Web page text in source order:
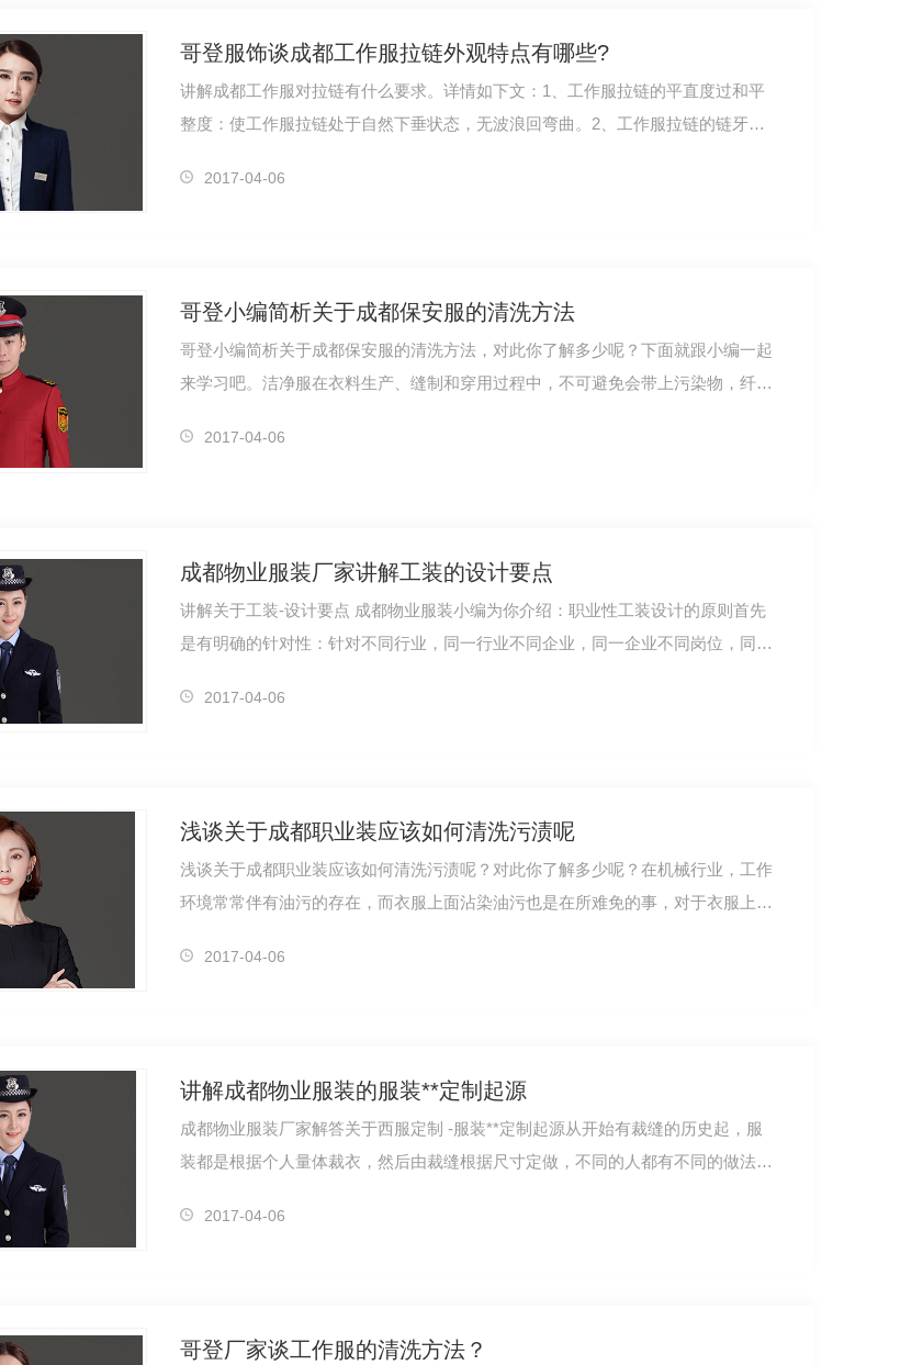
行政客服冬装羽绒服1185S（男） 行政客服冬装短款ZY018
哥登服饰谈成都工作服拉链外观特点有哪些?
讲解成都工作服对拉链有什么要求。详情如下文：1、工作服拉链的平直度过和平
整度：使工作服拉链处于自然下垂状态，无波浪回弯曲。2、工作服拉链的链牙：
2017-04-06
哥登小编简析关于成都保安服的清洗方法
哥登小编简析关于成都保安服的清洗方法，对此你了解多少呢？下面就跟小编一起
来学习吧。洁净服在衣料生产、缝制和穿用过程中，不可避免会带上污染物，纤维
2017-04-06
成都物业服装厂家讲解工装的设计要点
讲解关于工装-设计要点 成都物业服装小编为你介绍：职业性工装设计的原则首先
是有明确的针对性：针对不同行业，同一行业不同企业，同一企业不同岗位，同一
2017-04-06
浅谈关于成都职业装应该如何清洗污渍呢
浅谈关于成都职业装应该如何清洗污渍呢？对此你了解多少呢？在机械行业，工作
环境常常伴有油污的存在，而衣服上面沾染油污也是在所难免的事，对于衣服上面
2017-04-06
讲解成都物业服装的服装**定制起源
成都物业服装厂家解答关于西服定制 -服装**定制起源从开始有裁缝的历史起，服
装都是根据个人量体裁衣，然后由裁缝根据尺寸定做，不同的人都有不同的做法，
2017-04-06
哥登厂家谈工作服的清洗方法？